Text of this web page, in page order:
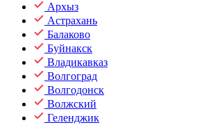
Архыз
Астрахань
Балаково
Буйнакск
Владикавказ
Волгоград
Волгодонск
Волжский
Геленджик